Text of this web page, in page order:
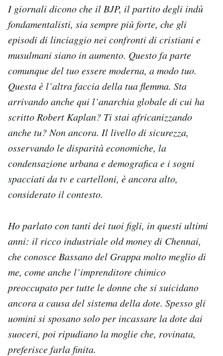
I giornali dicono che il BJP, il partito degli indù
fondamentalisti, sia sempre più forte, che gli
episodi di linciaggio nei confronti di cristiani e
musulmani siano in aumento. Questo fa parte
comunque del tuo essere moderna, a modo tuo.
Questa è l’altra faccia della tua flemma. Sta
arrivando anche qui l’anarchia globale di cui ha
scritto Robert Kaplan? Ti stai africanizzando
anche tu? Non ancora. Il livello di sicurezza,
osservando le disparità economiche, la
condensazione urbana e demografica e i sogni
spacciati da tv e cartelloni, è ancora alto,
considerato il contesto.
Ho parlato con tanti dei tuoi figli, in questi ultimi
anni: il ricco industriale old money di Chennai,
che conosce Bassano del Grappa molto meglio di
me, come anche l’imprenditore chimico
preoccupato per tutte le donne che si suicidano
ancora a causa del sistema della dote. Spesso gli
uomini si sposano solo per incassare la dote dai
suoceri, poi ripudiano la moglie che, rovinata,
preferisce farla finita.